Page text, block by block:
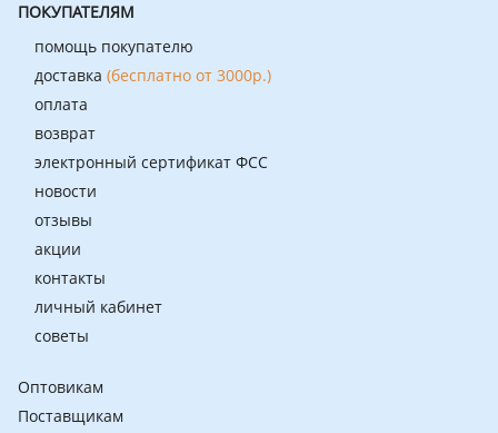
ПОКУПАТЕЛЯМ
помощь покупателю
доставка (бесплатно от 3000р.)
оплата
возврат
электронный сертификат ФСС
новости
отзывы
акции
контакты
личный кабинет
советы
Оптовикам
Поставщикам